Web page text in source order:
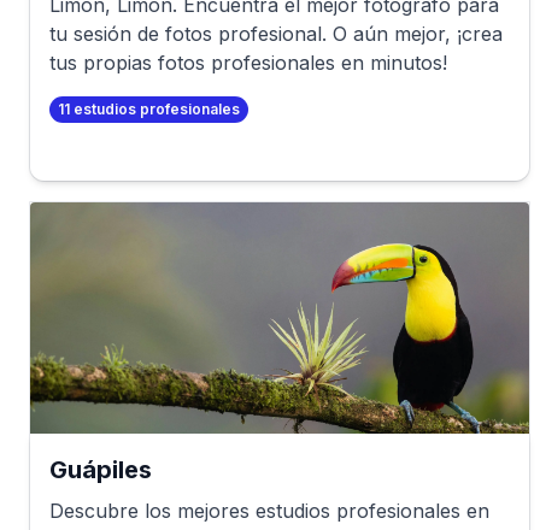
Limón, Limón. Encuentra el mejor fotógrafo para
tu sesión de fotos profesional. O aún mejor, ¡crea
tus propias fotos profesionales en minutos!
11 estudios profesionales
Guápiles
Descubre los mejores estudios profesionales en